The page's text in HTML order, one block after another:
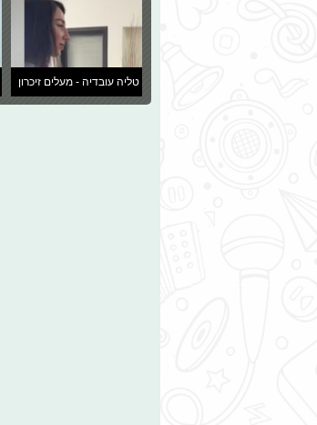
טליה עובדיה - מעלים זיכרון